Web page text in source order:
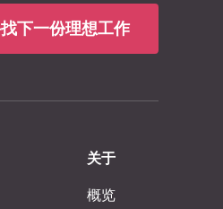
下一份理想工作
关于
概览